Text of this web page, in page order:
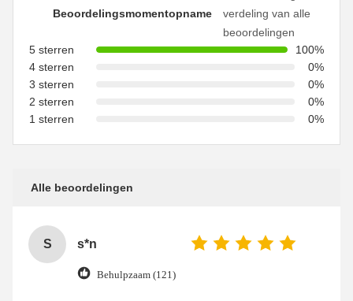
Beoordelingsmomentopname
verdeling van alle
beoordelingen
5 sterren
100%
4 sterren
0%
3 sterren
0%
2 sterren
0%
1 sterren
0%
Alle beoordelingen
S s*n
Behulpzaam (121)